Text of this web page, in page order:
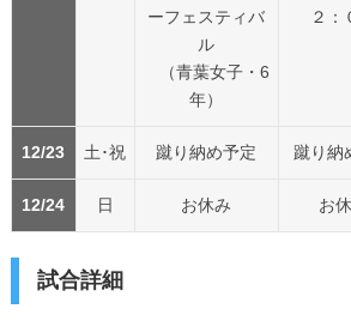
ーフェスティバ
ル
（青葉女子・6
年）
２：
12/23 土･祝 蹴り納め予定 蹴り納
12/24 日 お休み お
試合詳細